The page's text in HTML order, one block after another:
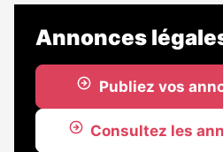
Annonces
Publiez vos
Consultez les